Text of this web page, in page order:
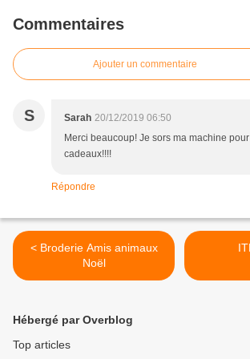
Commentaires
Ajouter un commentaire
S Sarah 20/12/2019 06:50
Merci beaucoup! Je sors ma machine
cadeaux!!!!
Répondre
< Broderie Amis animaux
Noël
Hébergé par Overblog
Top articles